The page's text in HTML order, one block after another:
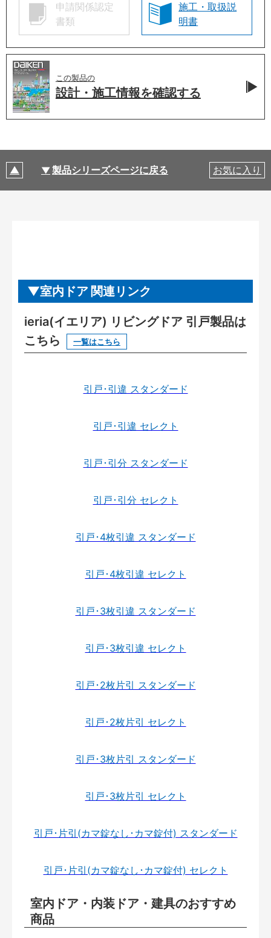
申請関係認定
書類
施工・取扱説
明書
この製品の
設計・施工情報を確認する
製品シリーズページに戻る お気に入り
室内ドア 関連リンク
ieria(イエリア) リビングドア 引戸製品は
こちら
一覧はこちら
引戸･引違 スタンダード
引戸･引違 セレクト
引戸･引分 スタンダード
引戸･引分 セレクト
引戸･4枚引違 スタンダード
引戸･4枚引違 セレクト
引戸･3枚引違 スタンダード
引戸･3枚引違 セレクト
引戸･2枚片引 スタンダード
引戸･2枚片引 セレクト
引戸･3枚片引 スタンダード
引戸･3枚片引 セレクト
引戸･片引(カマ錠なし･カマ錠付) スタンダード
引戸･片引(カマ錠なし･カマ錠付) セレクト
室内ドア・内装ドア・建具のおすすめ
商品